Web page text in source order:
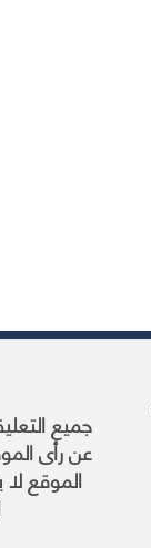
جميع
عن رأى
الموقع